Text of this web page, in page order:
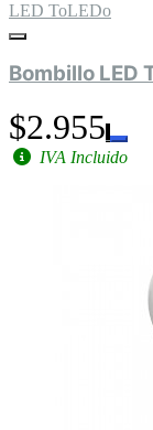
LED ToLEDo
Bombillo LED
$2.955
IVA Incluido